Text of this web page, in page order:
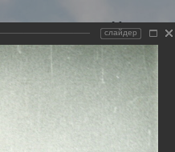
и
благословлению митрополита
и Холмогорского Даниила
слайдер